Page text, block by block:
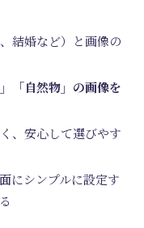
結婚など）と画像の
「自然物」の画像を
、安心して選びやす
にシンプルに設定す